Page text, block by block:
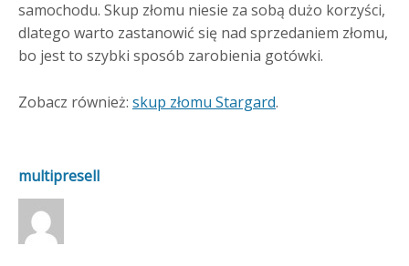
samochodu. Skup złomu niesie za sobą dużo korzyści,
dlatego warto zastanowić się nad sprzedaniem złomu,
bo jest to szybki sposób zarobienia gotówki.
Zobacz również: skup złomu Stargard.
multipresell